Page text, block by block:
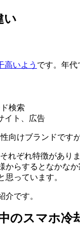
い
高いよう です。年代
検索
イト、広告
向けブランドです
れぞれ特徴があり
からするとなかな
思っています。
介です。
のスマホ冷